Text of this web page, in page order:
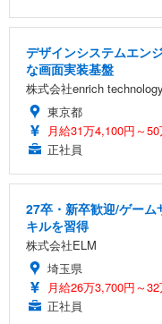
デザインシステムエン
な画面実装基盤
株式会社enrich technology
東京都
月給31万4,100円～
正社員
27卒・新卒歓迎/ゲーム
キルを習得
株式会社ELM
埼玉県
月給26万3,700円～
正社員